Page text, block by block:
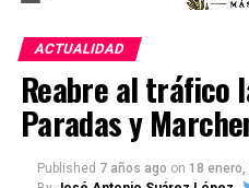
ACTUALIDAD
Reabre al tráfico
Paradas y
Published 7 años ago on 18 enero,